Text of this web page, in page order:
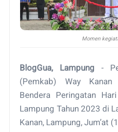
Momen
BlogGua, Lampung -
(Pemkab) Way Kanan
Bendera Peringatan
Lampung Tahun 2023 di
Kanan, Lampung, Jum’at